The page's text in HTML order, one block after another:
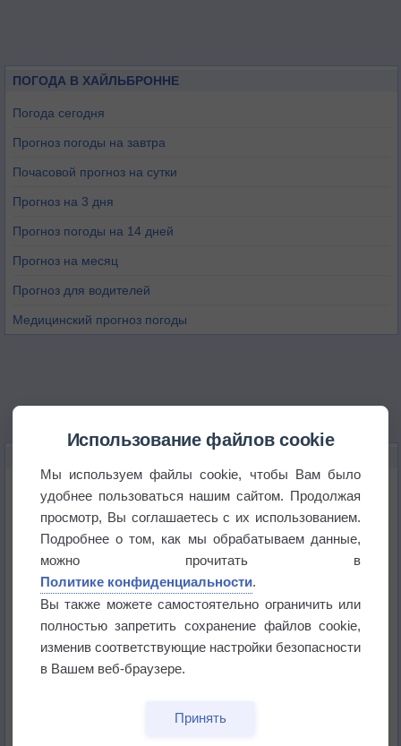
ПОГОДА В ХАЙЛЬБРОННЕ
Погода сегодня
Прогноз погоды на завтра
Почасовой прогноз на сутки
Прогноз на 3 дня
Прогноз погоды на 14 дней
Прогноз на месяц
Прогноз для водителей
Медицинский прогноз погоды
Атмосфера начала замерзать
В Приморье обнаружены морские волны тепла
Изменение климата повлияло на ареал обитания
бабочек
Погода в Екатеринбурге 6 августа
Использование файлов cookie
Мы используем файлы cookie, чтобы Вам было
удобнее пользоваться нашим сайтом. Продолжая
просмотр, Вы соглашаетесь с их использованием.
Подробнее о том, как мы обрабатываем данные,
можно прочитать в
Политике конфиденциальности.
Вы также можете самостоятельно ограничить или
полностью запретить сохранение файлов cookie,
изменив соответствующие настройки безопасности
в Вашем веб-браузере.
Принять